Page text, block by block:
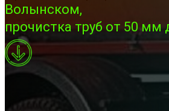
Волынском,
прочистка труб от 50 мм